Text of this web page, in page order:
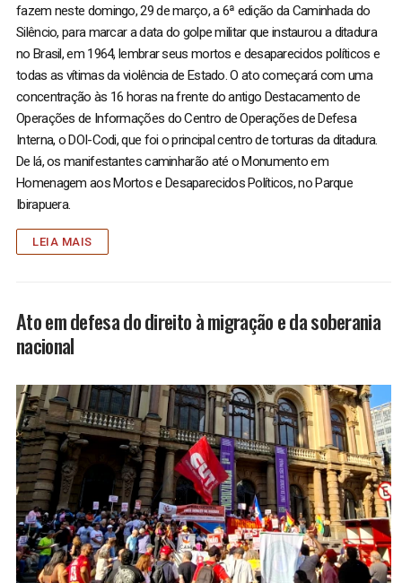
fazem neste domingo, 29 de março, a 6ª edição da Caminhada do
Silêncio, para marcar a data do golpe militar que instaurou a ditadura
no Brasil, em 1964, lembrar seus mortos e desaparecidos políticos e
todas as vítimas da violência de Estado. O ato começará com uma
concentração às 16 horas na frente do antigo Destacamento de
Operações de Informações do Centro de Operações de Defesa
Interna, o DOI-Codi, que foi o principal centro de torturas da ditadura.
De lá, os manifestantes caminharão até o Monumento em
Homenagem aos Mortos e Desaparecidos Políticos, no Parque
Ibirapuera.
LEIA MAIS
Ato em defesa do direito à migração e da soberania
nacional